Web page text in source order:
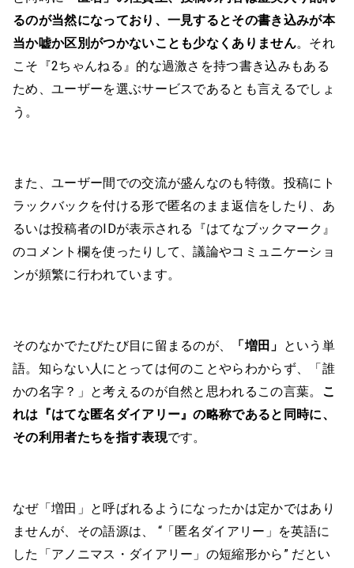
るのが当然になっており、一見するとその書き込みが本
当か嘘か区別がつかないことも少なくありません。それ
こそ『2ちゃんねる』的な過激さを持つ書き込みもある
ため、ユーザーを選ぶサービスであるとも言えるでしょ
う。
また、ユーザー間での交流が盛んなのも特徴。投稿にト
ラックバックを付ける形で匿名のまま返信をしたり、あ
るいは投稿者のIDが表示される『はてなブックマーク』
のコメント欄を使ったりして、議論やコミュニケーショ
ンが頻繁に行われています。
そのなかでたびたび目に留まるのが、 「増田」 という単
語。知らない人にとっては何のことやらわからず、「誰
かの名字？」と考えるのが自然と思われるこの言葉。 こ
れは『はてな匿名ダイアリー』の略称であると同時に、
その利用者たちを指す表現です。
なぜ「増田」と呼ばれるようになったかは定かではあり
ませんが、その語源は、 “「匿名ダイアリー」を英語に
した「アノニマス・ダイアリー」の短縮形から” だとい